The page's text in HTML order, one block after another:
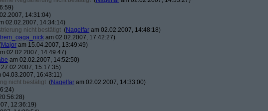
14:31:04)
02.02.2007, 14:34:14)
nicht bestätigt (Nagelfar am 02.02.2007, 14:48:18)
am 02.02.2007, 17:42:27)
Major am 15.04.2007, 13:49:49)
02.02.2007, 14:49:47)
am 02.02.2007, 14:52:50)
15:17:35)
04.03.2007, 16:43:11)
nicht bestätigt (Nagelfar am 02.02.2007, 14:33:00)
12:36:19)